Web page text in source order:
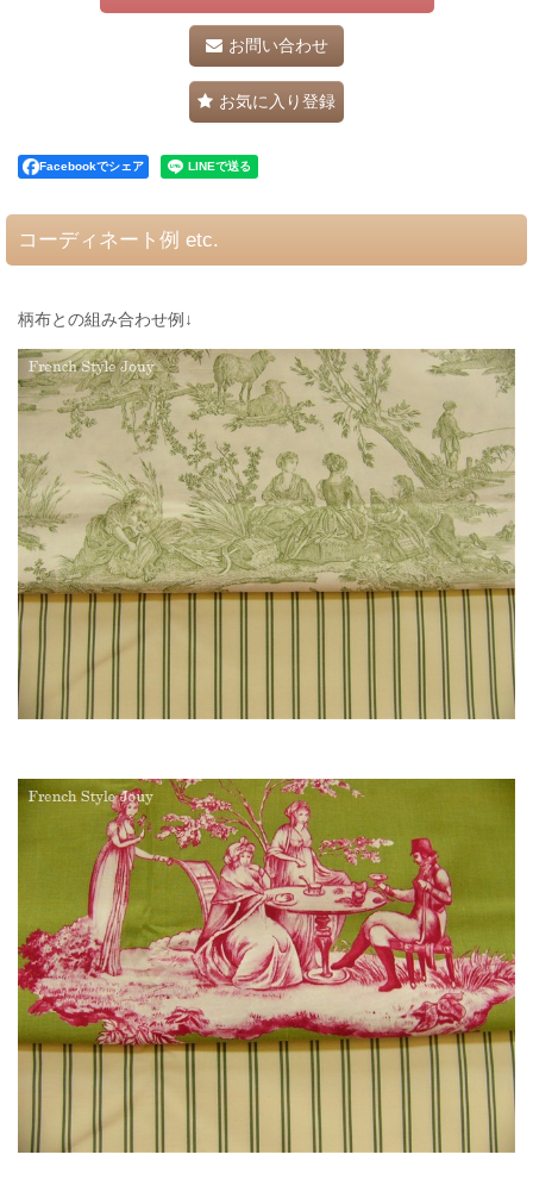
お問い合わせ
お気に入り登録
Facebookでシェア
コーディネート例 etc.
柄布との組み合わせ例↓